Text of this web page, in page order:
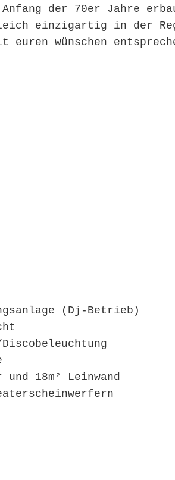
Anfang der 70er Jahre
einzigartig in der
euren wünschen
(Dj-Betrieb)
18m² Leinwand